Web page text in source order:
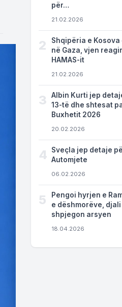
për…
21.02.2026
2
Shqipëria e
në Gaza, vjen
HAMAS-it
21.02.2026
3
Albin Kurti jep
13-të dhe shtesat
Buxhetit 2026
20.02.2026
4
Sveçla jep detaje
Automjete
06.02.2026
5
Pengoi hyrjen e
e dëshmorëve,
shpjegon arsyen
18.04.2026